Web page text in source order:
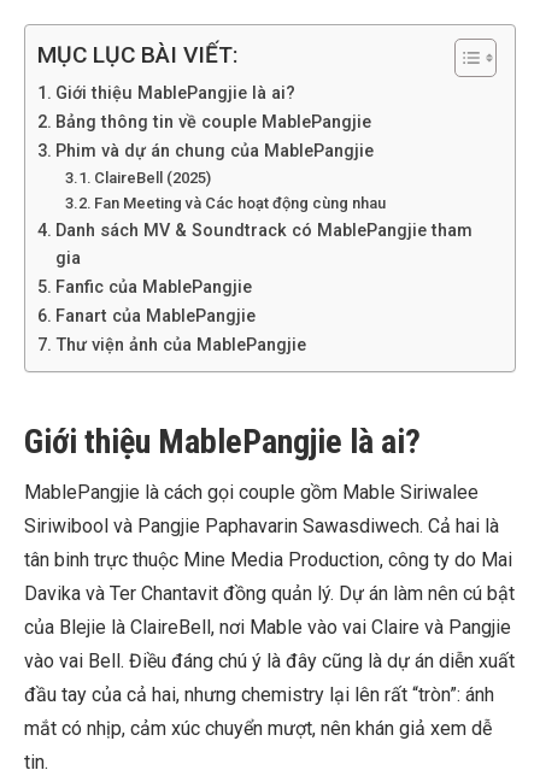
MỤC LỤC BÀI VIẾT:
Giới thiệu MablePangjie là ai?
Bảng thông tin về couple MablePangjie
Phim và dự án chung của MablePangjie
ClaireBell (2025)
Fan Meeting và Các hoạt động cùng nhau
Danh sách MV & Soundtrack có MablePangjie tham
gia
Fanfic của MablePangjie
Fanart của MablePangjie
Thư viện ảnh của MablePangjie
Giới thiệu MablePangjie là ai?
MablePangjie là cách gọi couple gồm Mable Siriwalee
Siriwibool và Pangjie Paphavarin Sawasdiwech. Cả hai là
tân binh trực thuộc Mine Media Production, công ty do Mai
Davika và Ter Chantavit đồng quản lý. Dự án làm nên cú bật
của Blejie là ClaireBell, nơi Mable vào vai Claire và Pangjie
vào vai Bell. Điều đáng chú ý là đây cũng là dự án diễn xuất
đầu tay của cả hai, nhưng chemistry lại lên rất “tròn”: ánh
mắt có nhịp, cảm xúc chuyển mượt, nên khán giả xem dễ
tin.